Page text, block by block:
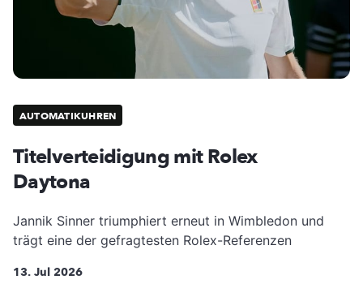
AUTOMATIKUHREN
Titelverteidigung mit Rolex
Daytona
Jannik Sinner triumphiert erneut in Wimbledon und
trägt eine der gefragtesten Rolex-Referenzen
13. Jul 2026